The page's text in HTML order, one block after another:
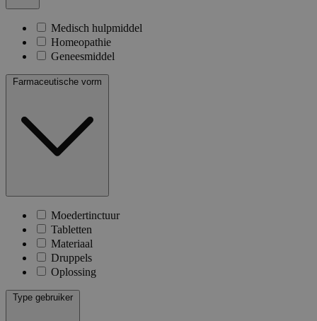
Medisch hulpmiddel
Homeopathie
Geneesmiddel
Farmaceutische vorm
Moedertinctuur
Tabletten
Materiaal
Druppels
Oplossing
Type gebruiker